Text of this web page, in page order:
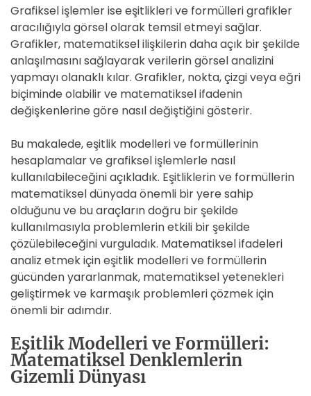
Grafiksel işlemler ise eşitlikleri ve formülleri grafikler
aracılığıyla görsel olarak temsil etmeyi sağlar.
Grafikler, matematiksel ilişkilerin daha açık bir şekilde
anlaşılmasını sağlayarak verilerin görsel analizini
yapmayı olanaklı kılar. Grafikler, nokta, çizgi veya eğri
biçiminde olabilir ve matematiksel ifadenin
değişkenlerine göre nasıl değiştiğini gösterir.
Bu makalede, eşitlik modelleri ve formüllerinin
hesaplamalar ve grafiksel işlemlerle nasıl
kullanılabileceğini açıkladık. Eşitliklerin ve formüllerin
matematiksel dünyada önemli bir yere sahip
olduğunu ve bu araçların doğru bir şekilde
kullanılmasıyla problemlerin etkili bir şekilde
çözülebileceğini vurguladık. Matematiksel ifadeleri
analiz etmek için eşitlik modelleri ve formüllerin
gücünden yararlanmak, matematiksel yetenekleri
geliştirmek ve karmaşık problemleri çözmek için
önemli bir adımdır.
Eşitlik Modelleri ve Formülleri:
Matematiksel Denklemlerin
Gizemli Dünyası